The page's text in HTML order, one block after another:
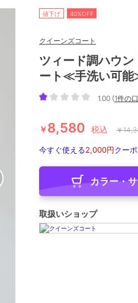
値下げ 40%OFF
クイーンズコート
ツィード調ハウ
ート≪手洗い可
1.00 (1件の
￥8,580 税込 ￥
今すぐ使える2,000円クー
カラー・
取扱いショップ